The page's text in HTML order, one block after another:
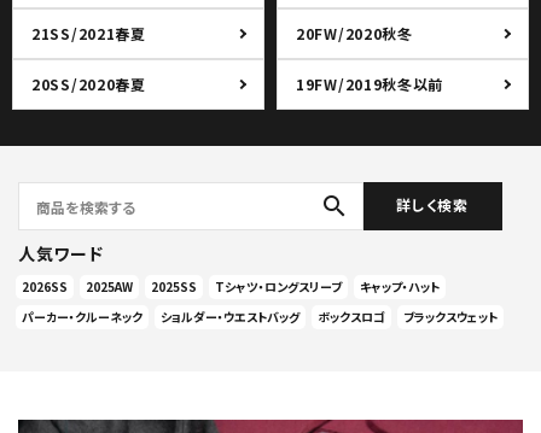
21SS/2021春夏 20FW/2020秋冬
20SS/2020春夏 19FW/2019秋冬以前
search 詳しく検索
人気ワード
2026SS 2025AW 2025SS Tシャツ・ロングスリーブ
キャップ・ハット
パーカー・クルーネック
ショルダー・ウエストバッグ ボックスロゴ ブラックスウェット